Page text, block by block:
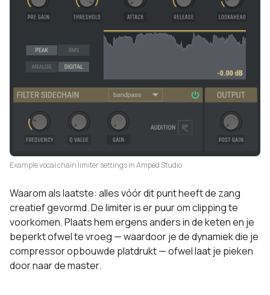
Example vocal chain limiter settings in Amped Studio
Waarom als laatste: alles vóór dit punt heeft de zang
creatief gevormd. De limiter is er puur om clipping te
voorkomen. Plaats hem ergens anders in de keten en je
beperkt ofwel te vroeg — waardoor je de dynamiek die je
compressor opbouwde platdrukt — ofwel laat je pieken
door naar de master.